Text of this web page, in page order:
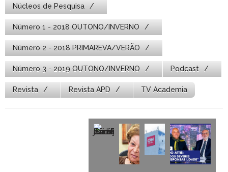
Núcleos de Pesquisa
Número 1 - 2018 OUTONO/INVERNO
Número 2 - 2018 PRIMAREVA/VERÃO
Número 3 - 2019 OUTONO/INVERNO Podcast
Revista Revista APD TV Academia